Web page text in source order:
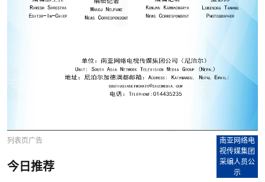
列表页广告
南亚网络电
视传媒集团
采编人员公
示
今日推荐